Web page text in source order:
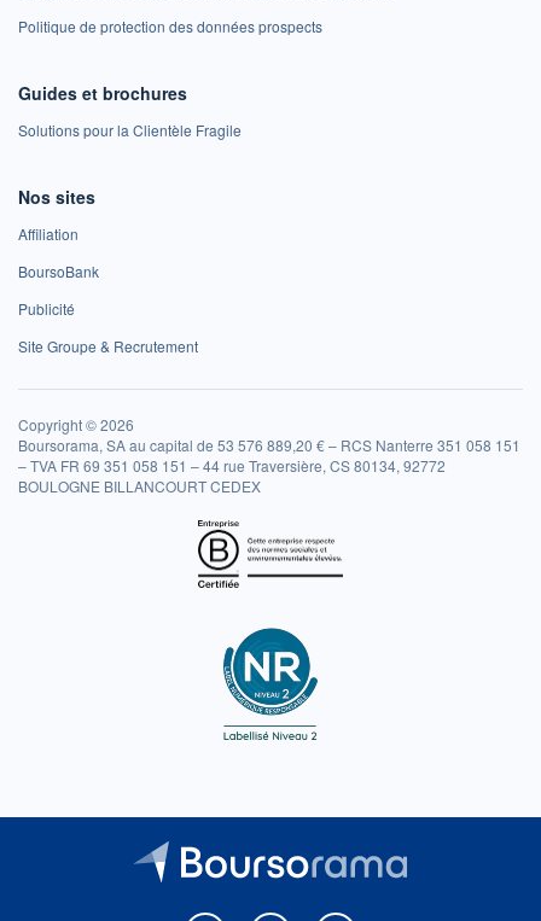
Politique de protection des données prospects
Guides et brochures
Solutions pour la Clientèle Fragile
Nos sites
Affiliation
BoursoBank
Publicité
Site Groupe & Recrutement
Copyright © 2026
Boursorama, SA au capital de 53 576 889,20 € – RCS Nanterre 351 058 151
– TVA FR 69 351 058 151 – 44 rue Traversière, CS 80134, 92772
BOULOGNE BILLANCOURT CEDEX